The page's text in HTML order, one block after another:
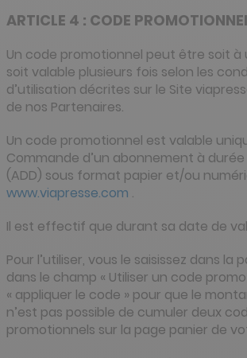
ARTICLE 4 : CODE
Un code promotionnel peut être soit à
soit valable plusieurs fois selon les
d’utilisation décrites sur le Site
de nos Partenaires.
Un code promotionnel est valable
Commande d’un abonnement à
(ADD) sous format papier et/ou
www.viapresse.com .
Il est effectif que durant sa date de
Pour l’utiliser, vous le saisissez dans la
dans le champ « Utiliser un code
« appliquer le code » pour que le
n’est pas possible de cumuler deux
promotionnels sur la page panier de